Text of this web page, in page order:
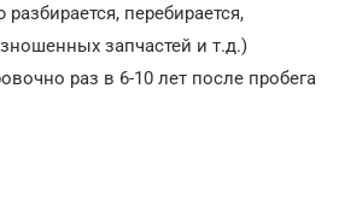
перебирается,
запчастей и т.д.)
раз в 6-10 лет после пробега